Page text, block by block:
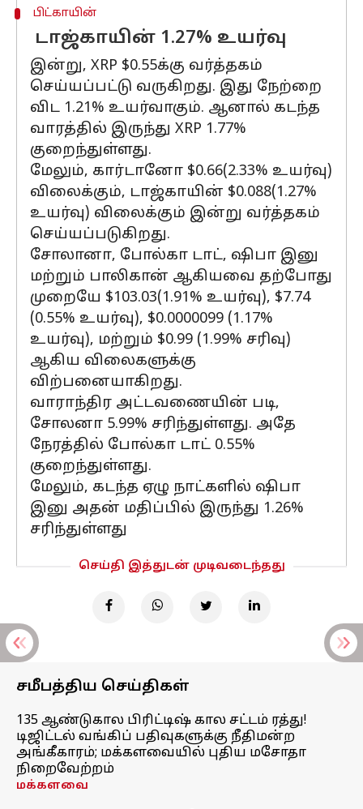
பிட்காயின்
டாஜ்காயின் 1.27% உயர்வு
இன்று, XRP $0.55க்கு வர்த்தகம்
செய்யப்பட்டு வருகிறது. இது நேற்றை
விட 1.21% உயர்வாகும். ஆனால் கடந்த
வாரத்தில் இருந்து XRP 1.77%
குறைந்துள்ளது.
மேலும், கார்டானோ $0.66(2.33% உயர்வு)
விலைக்கும், டாஜ்காயின் $0.088(1.27%
உயர்வு) விலைக்கும் இன்று வர்த்தகம்
செய்யப்படுகிறது.
சோலானா, போல்கா டாட், ஷிபா இனு
மற்றும் பாலிகான் ஆகியவை தற்போது
முறையே $103.03(1.91% உயர்வு), $7.74
(0.55% உயர்வு), $0.0000099 (1.17%
உயர்வு), மற்றும் $0.99 (1.99% சரிவு)
ஆகிய விலைகளுக்கு
விற்பனையாகிறது.
வாராந்திர அட்டவணையின் படி, ​​
சோலனா 5.99% சரிந்துள்ளது. அதே
நேரத்தில் போல்கா டாட் 0.55%
குறைந்துள்ளது.
மேலும், கடந்த ஏழு நாட்களில் ஷிபா
இனு அதன் மதிப்பில் இருந்து 1.26%
சரிந்துள்ளது
செய்தி இத்துடன் முடிவடைந்தது
சமீபத்திய செய்திகள்
135 ஆண்டுகால பிரிட்டிஷ் கால சட்டம் ரத்து!
டிஜிட்டல் வங்கிப் பதிவுகளுக்கு நீதிமன்ற
அங்கீகாரம்; மக்களவையில் புதிய மசோதா
நிறைவேற்றம்
மக்களவை